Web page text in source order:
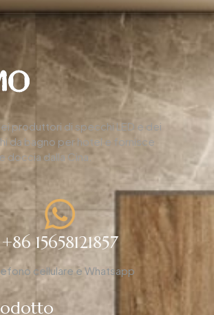
produttori di specchi LED e dei
da bagno per hotel e fornisce
doccia dalla Cina.
+86 15658121857
cellulare e Whatsapp